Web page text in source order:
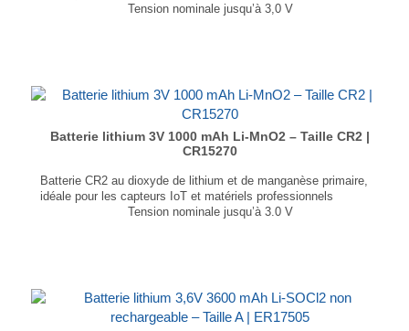
Tension nominale jusqu’à 3,0 V
Batterie lithium 3V 1000 mAh Li-MnO2 – Taille CR2 |
CR15270
Batterie CR2 au dioxyde de lithium et de manganèse primaire,
idéale pour les capteurs IoT et matériels professionnels
Tension nominale jusqu’à 3.0 V